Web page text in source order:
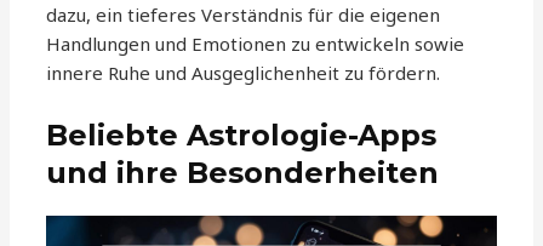
dazu, ein tieferes Verständnis für die eigenen
Handlungen und Emotionen zu entwickeln sowie
innere Ruhe und Ausgeglichenheit zu fördern.
Beliebte Astrologie-Apps
und ihre Besonderheiten